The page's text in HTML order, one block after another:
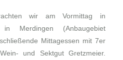
wir am Vormittag in
in Merdingen (Anbaugebiet
Mittagessen mit 7er
und Sektgut Gretzmeier.